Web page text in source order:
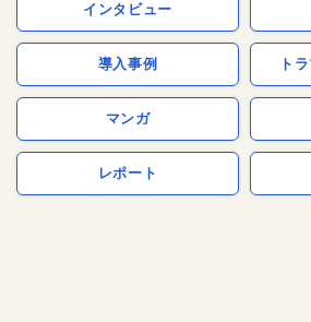
インタビュー
導入事例 ト
マンガ
レポート